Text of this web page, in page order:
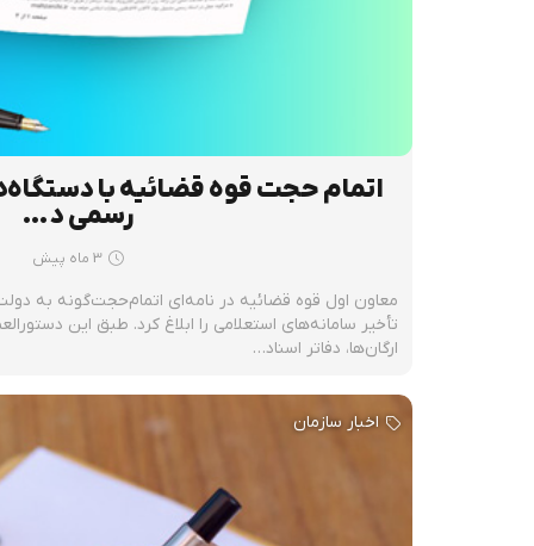
اتمام حجت قوه قضائیه با
رسمی د…
3 ماه پیش
معاون اول قوه قضائیه در نامه‌ای اتمام‌حجت‌گونه به
تأخیر سامانه‌های استعلامی را ابلاغ کرد. طبق این
ارگان‌ها، دفاتر اسناد…
اخبار سازمان